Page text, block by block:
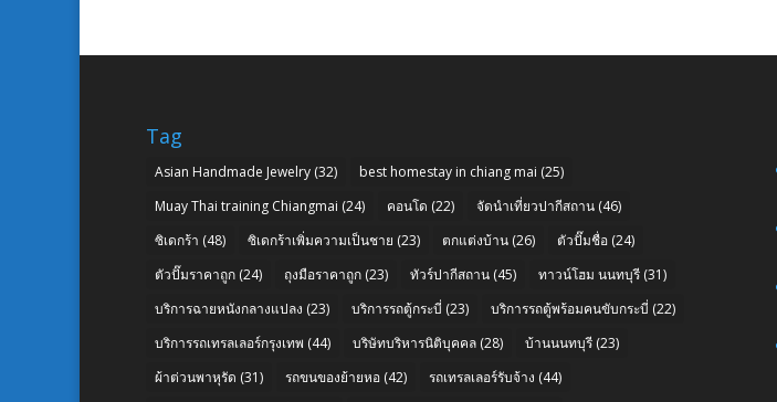
Tag
Asian Handmade Jewelry (32) best homestay in chiang mai (25)
Muay Thai training Chiangmai (24) คอนโด (22) จัดนำเที่ยวปากีสถาน (46)
ซิเดกร้า (48) ซิเดกร้าเพิ่มความเป็นชาย (23) ตกแต่งบ้าน (26) ตัวปั๊มชื่อ (24)
ตัวปั๊มราคาถูก (24) ถุงมือราคาถูก (23) ทัวร์ปากีสถาน (45) ทาวน์โฮม นนทบุรี (31)
บริการฉายหนังกลางแปลง (23) บริการรถตู้กระบี่ (23) บริการรถตู้พร้อมคนขับกระบี่ (22)
บริการรถเทรลเลอร์กรุงเทพ (44) บริษัทบริหารนิติบุคคล (28) บ้านนนทบุรี (23)
ผ้าต่วนพาหุรัด (31) รถขนของย้ายหอ (42) รถเทรลเลอร์รับจ้าง (44)